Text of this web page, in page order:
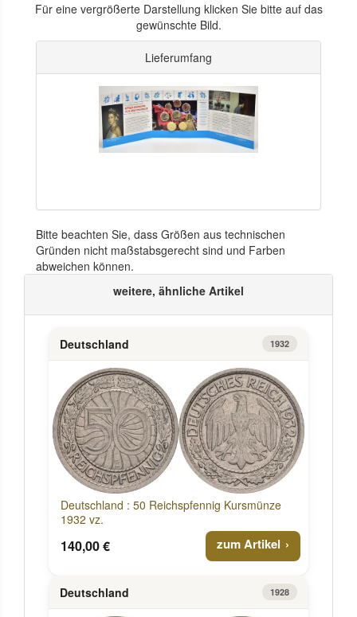
Für eine vergrößerte Darstellung klicken Sie bitte auf das
gewünschte Bild.
Lieferumfang
Bitte beachten Sie, dass Größen aus technischen
Gründen nicht maßstabsgerecht sind und Farben
abweichen können.
weitere, ähnliche Artikel
Deutschland 1932
Deutschland : 50 Reichspfennig Kursmünze
1932 vz.
140,00 € zum Artikel
Deutschland 1928